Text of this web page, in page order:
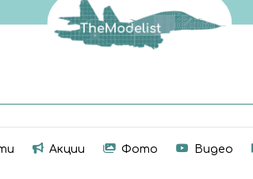
Акции Фото Видео